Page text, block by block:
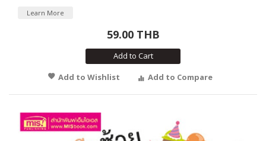
Learn More
59.00 THB
Add to Cart
Add to Wishlist
Add to Compare